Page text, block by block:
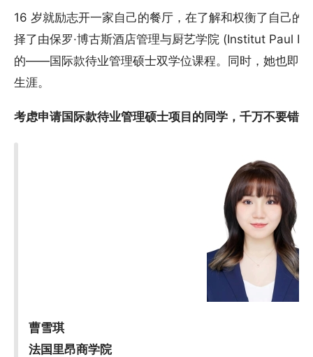
16 岁就励志开一家自己的餐厅，在了解和权衡了自己的
择了由保罗·博古斯酒店管理与厨艺学院 (Institut Paul
的——国际款待业管理硕士双学位课程。同时，她也即
生涯。
考虑申请国际款待业管理硕士项目的同学，千万不要错
曹雪琪
法国里昂商学院